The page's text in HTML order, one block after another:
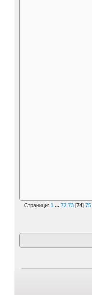
Страници: 1 ... 72 73 [74] 75